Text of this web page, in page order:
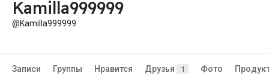
Kamilla999999
@Kamilla999999
Записи Группы Нравится Друзья 1 Фото